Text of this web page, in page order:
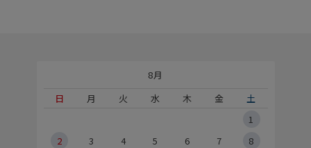
8月
日
月 火 水 木 金
土
1
2
3 4 5 6 7
8